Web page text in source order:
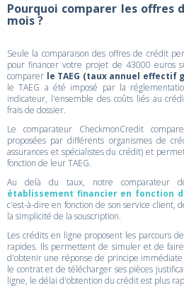
Pourquoi comparer les offres
mois ?
Seule la comparaison des offres de crédit
pour financer votre projet de 43000 euros
comparer le TAEG (taux annuel effectif
le TAEG a été imposé par la
indicateur, l'ensemble des coûts liés au
frais de dossier.
Le comparateur CheckmonCredit
proposées par différents organismes de
assurances et spécialistes du crédit) et
fonction de leur TAEG.
Au delà du taux, notre comparateur
établissement financier en fonction
c'est-à-dire en fonction de son service client,
la simplicité de la souscription.
Les crédits en ligne proposent les parcours
rapides. Ils permettent de simuler et de
d'obtenir une réponse de principe
le contrat et de télécharger ses pièces
ligne, le délai d'obtention du crédit est plus